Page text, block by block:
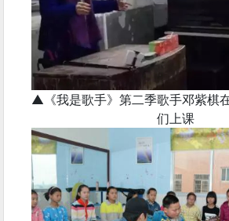
▲《我是歌手》第二季歌手邓紫棋
们上课